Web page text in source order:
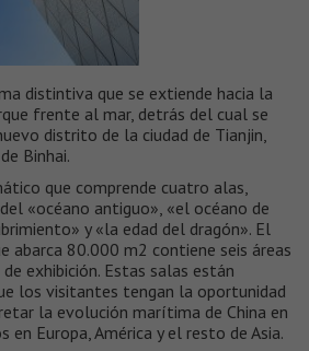
distintiva que se extiende hacia la
frente al mar, detrás del cual se
distrito de la ciudad de Tianjin,
Binhai.
que comprende cuatro alas,
«océano antiguo», «el océano de
y «la edad del dragón». El
abarca 80.000 m2 contiene seis áreas
exhibición. Estas salas están
los visitantes tengan la oportunidad
la evolución marítima de China en
Europa, América y el resto de Asia.